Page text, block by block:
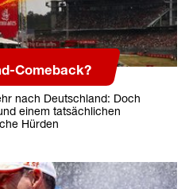
Comeback?
nach Deutschland: Doch
einem tatsächlichen
Hürden